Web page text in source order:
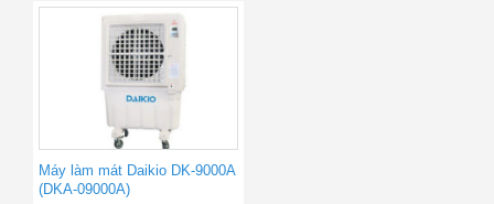
Máy làm mát Daikio DK-9000A
(DKA-09000A)